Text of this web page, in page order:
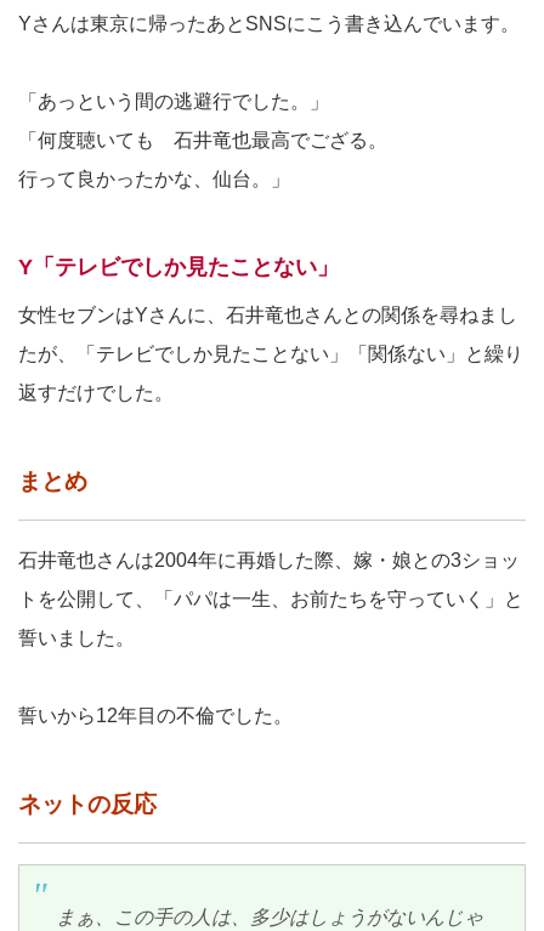
Yさんは東京に帰ったあとSNSにこう書き込んでいます。
「あっという間の逃避行でした。」
「何度聴いても 石井竜也最高でござる。
行って良かったかな、仙台。」
Y「テレビでしか見たことない」
女性セブンはYさんに、石井竜也さんとの関係を尋ねまし
たが、「テレビでしか見たことない」「関係ない」と繰り
返すだけでした。
まとめ
石井竜也さんは2004年に再婚した際、嫁・娘との3ショッ
トを公開して、「パパは一生、お前たちを守っていく」と
誓いました。
誓いから12年目の不倫でした。
ネットの反応
まぁ、この手の人は、多少はしょうがないんじゃ